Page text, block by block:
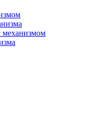
механизмом